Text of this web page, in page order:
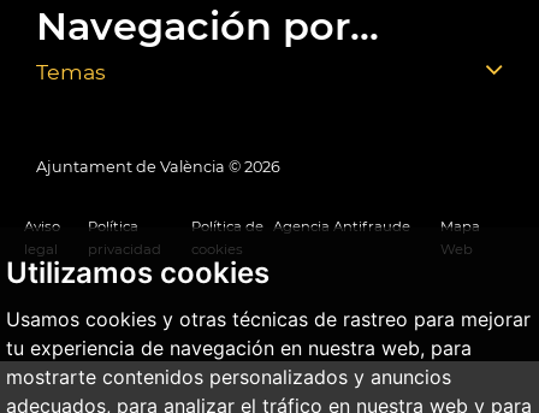
Utilizamos cookies
Usamos cookies y otras técnicas de rastreo para mejorar
tu experiencia de navegación en nuestra web, para
mostrarte contenidos personalizados y anuncios
adecuados, para analizar el tráfico en nuestra web y para
Navegación por...
Temas
Ajuntament de València © 2026
Aviso
legal
Política
privacidad
Política de
cookies
Agencia Antifraude
Mapa
Web